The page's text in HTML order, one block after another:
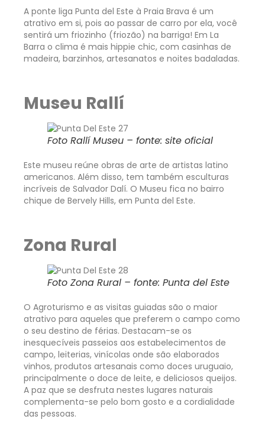
A ponte liga Punta del Este à Praia Brava é um
atrativo em si, pois ao passar de carro por ela, você
sentirá um friozinho (friozão) na barriga! Em La
Barra o clima é mais hippie chic, com casinhas de
madeira, barzinhos, artesanatos e noites badaladas.
Museu Rallí
Foto Rallí Museu – fonte: site oficial
Este museu reúne obras de arte de artistas latino
americanos. Além disso, tem também esculturas
incríveis de Salvador Dalí. O Museu fica no bairro
chique de Bervely Hills, em Punta del Este.
Zona Rural
Foto Zona Rural – fonte: Punta del Este
O Agroturismo e as visitas guiadas são o maior
atrativo para aqueles que preferem o campo como
o seu destino de férias. Destacam-se os
inesquecíveis passeios aos estabelecimentos de
campo, leiterias, vinícolas onde são elaborados
vinhos, produtos artesanais como doces uruguaio,
principalmente o doce de leite, e deliciosos queijos.
A paz que se desfruta nestes lugares naturais
complementa-se pelo bom gosto e a cordialidade
das pessoas.